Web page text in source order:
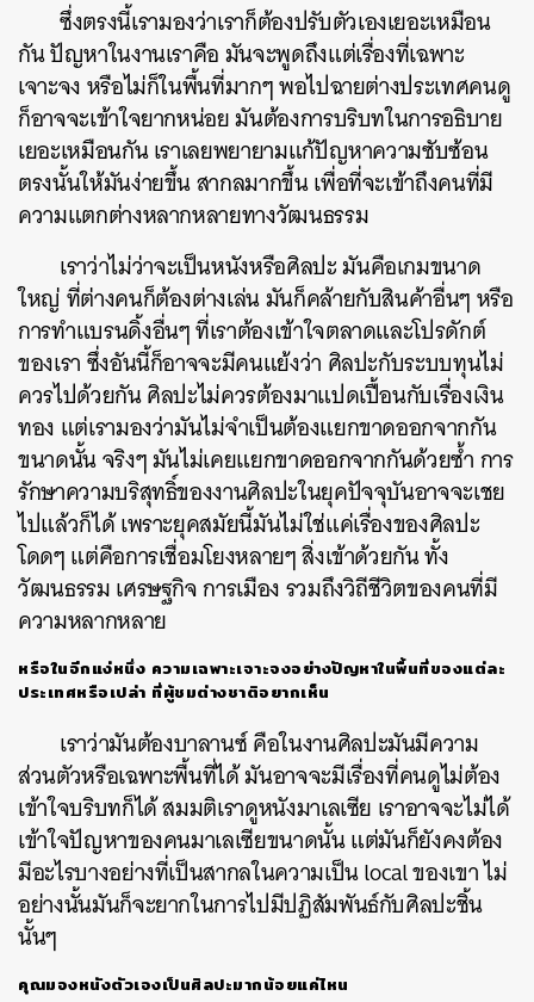
ซึ่งตรงนี้เรามองว่าเราก็ต้องปรับตัวเองเยอะเหมือน
กัน ปัญหาในงานเราคือ มันจะพูดถึงแต่เรื่องที่เฉพาะ
เจาะจง หรือไม่ก็ในพื้นที่มากๆ พอไปฉายต่างประเทศคนดู
ก็อาจจะเข้าใจยากหน่อย มันต้องการบริบทในการอธิบาย
เยอะเหมือนกัน เราเลยพยายามแก้ปัญหาความซับซ้อน
ตรงนั้นให้มันง่ายขึ้น สากลมากขึ้น เพื่อที่จะเข้าถึงคนที่มี
ความแตกต่างหลากหลายทางวัฒนธรรม
เราว่าไม่ว่าจะเป็นหนังหรือศิลปะ มันคือเกมขนาด
ใหญ่ ที่ต่างคนก็ต้องต่างเล่น มันก็คล้ายกับสินค้าอื่นๆ หรือ
การทำแบรนดิ้งอื่นๆ ที่เราต้องเข้าใจตลาดและโปรดักต์
ของเรา ซึ่งอันนี้ก็อาจจะมีคนแย้งว่า ศิลปะกับระบบทุนไม่
ควรไปด้วยกัน ศิลปะไม่ควรต้องมาแปดเปื้อนกับเรื่องเงิน
ทอง แต่เรามองว่ามันไม่จำเป็นต้องแยกขาดออกจากกัน
ขนาดนั้น จริงๆ มันไม่เคยแยกขาดออกจากกันด้วยซ้ำ การ
รักษาความบริสุทธิ์ของงานศิลปะในยุคปัจจุบันอาจจะเชย
ไปแล้วก็ได้ เพราะยุคสมัยนี้มันไม่ใช่แค่เรื่องของศิลปะ
โดดๆ แต่คือการเชื่อมโยงหลายๆ สิ่งเข้าด้วยกัน ทั้ง
วัฒนธรรม เศรษฐกิจ การเมือง รวมถึงวิถีชีวิตของคนที่มี
ความหลากหลาย
หรือในอีกแง่หนึ่ง ความเฉพาะเจาะจงอย่างปัญหาในพื้นที่ของแต่ละ
ประเทศหรือเปล่า ที่ผู้ชมต่างชาติอยากเห็น
เราว่ามันต้องบาลานซ์ คือในงานศิลปะมันมีความ
ส่วนตัวหรือเฉพาะพื้นที่ได้ มันอาจจะมีเรื่องที่คนดูไม่ต้อง
เข้าใจบริบทก็ได้ สมมติเราดูหนังมาเลเซีย เราอาจจะไม่ได้
เข้าใจปัญหาของคนมาเลเซียขนาดนั้น แต่มันก็ยังคงต้อง
มีอะไรบางอย่างที่เป็นสากลในความเป็น local ของเขา ไม่
อย่างนั้นมันก็จะยากในการไปมีปฏิสัมพันธ์กับศิลปะชิ้น
นั้นๆ
คุณมองหนังตัวเองเป็นศิลปะมากน้อยแค่ไหน